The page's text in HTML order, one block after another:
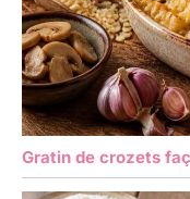
Gratin de crozets